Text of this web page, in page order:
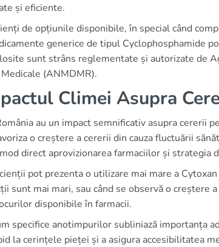
și eficiente.
de opțiunile disponibile, în special când
generice de tipul Cyclophosphamide
sunt strâns reglementate și autorizate de
(ANMDMR).
Climei Asupra
au un impact semnificativ asupra cererii
o creștere a cererii din cauza fluctuării
direct aprovizionarea farmaciilor și strategia
pot prezenta o utilizare mai mare a
sunt mai mari, sau când se observă o creștere
disponibile în farmacii.
specifice anotimpurilor subliniază importanța
la cerințele pieței și a asigura accesibilitatea